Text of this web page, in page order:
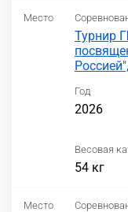
Место
Турнир
Год
2026
Весовая
54 кг
Место